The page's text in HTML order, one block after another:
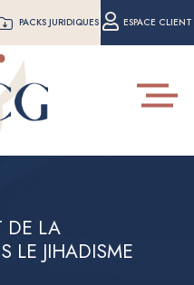
PACKS JURIDIQUES ESPACE CLIENT
Toggle
DE LA
LE JIHADISME